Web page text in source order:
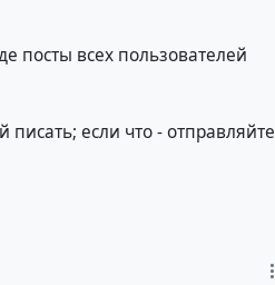
посты всех пользователей
если что - отправляйте